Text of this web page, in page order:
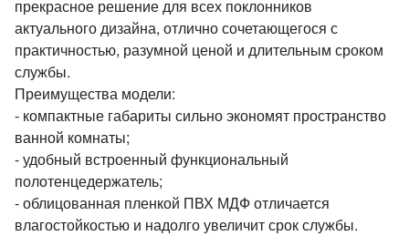
прекрасное решение для всех поклонников
актуального дизайна, отлично сочетающегося с
практичностью, разумной ценой и длительным сроком
службы.
Преимущества модели:
- компактные габариты сильно экономят пространство
ванной комнаты;
- удобный встроенный функциональный
полотенцедержатель;
- облицованная пленкой ПВХ МДФ отличается
влагостойкостью и надолго увеличит срок службы.